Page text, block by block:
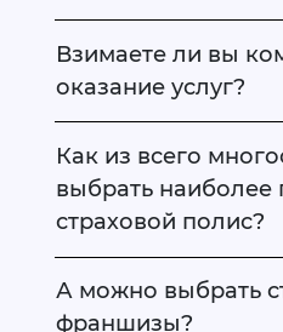
Взимаете ли вы
оказание услуг?
Как из всего
выбрать
страховой полис?
А можно выбрать
франшизы?